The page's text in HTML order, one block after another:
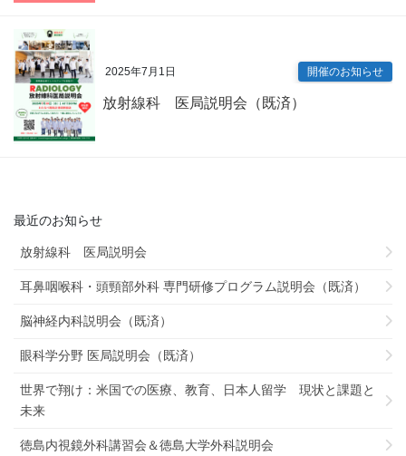
2025年7月1日 開催のお知らせ
放射線科 医局説明会（既済）
最近のお知らせ
放射線科 医局説明会
耳鼻咽喉科・頭頸部外科 専門研修プログラム説明会（既済）
脳神経内科説明会（既済）
眼科学分野 医局説明会（既済）
世界で翔け：米国での医療、教育、日本人留学 現状と課題と
未来
徳島内視鏡外科講習会＆徳島大学外科説明会